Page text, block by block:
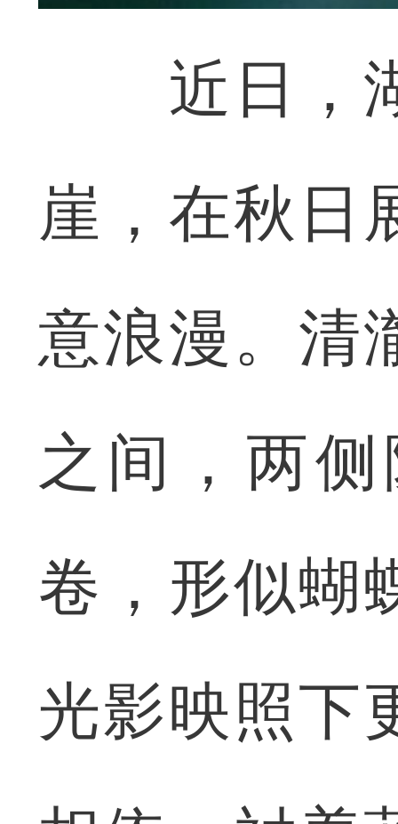
近日，湖
崖，在秋日
意浪漫。清
之间，两
卷，形似蝴
光影映照下